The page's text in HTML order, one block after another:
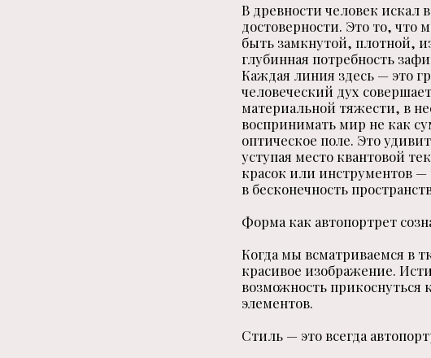
В древности человек искал
достоверности. Это то,
быть замкнутой, плотной,
глубинная потребность
Каждая линия здесь — это
человеческий дух
материальной тяжести, в
воспринимать мир не как
оптическое поле. Это
уступая место квантовой
красок или инструментов —
в бесконечность
Форма как автопортрет
Когда мы всматриваемся в
красивое изображение.
возможность прикоснуться
элементов.
Стиль — это всегда